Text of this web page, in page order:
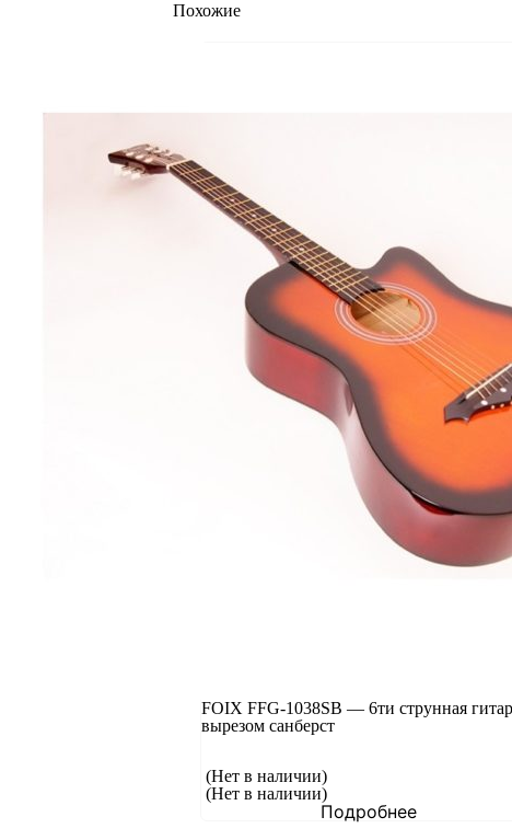
Похожие
FOIX FFG-1038SB — 6ти струнная
вырезом санберст
(Нет в наличии)
(Нет в наличии)
Подробнее